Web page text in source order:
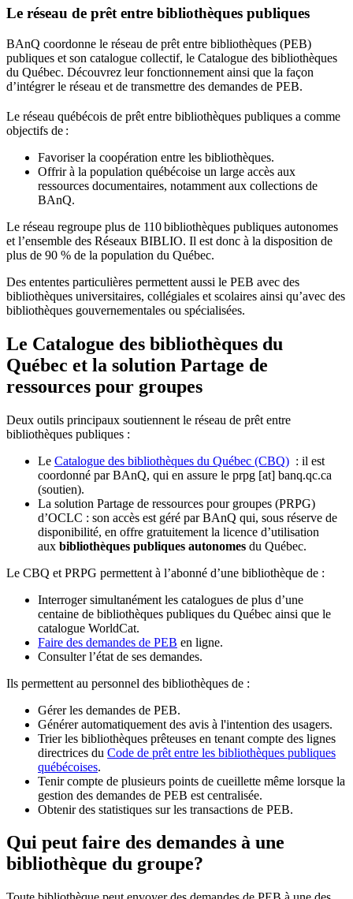
Le réseau de prêt entre bibliothèques publiques
BAnQ coordonne le réseau de prêt entre bibliothèques (PEB)
publiques et son catalogue collectif, le Catalogue des bibliothèques
du Québec. Découvrez leur fonctionnement ainsi que la façon
d’intégrer le réseau et de transmettre des demandes de PEB.
Le réseau québécois de prêt entre bibliothèques publiques a comme
objectifs de :
Favoriser la coopération entre les bibliothèques.
Offrir à la population québécoise un large accès aux
ressources documentaires, notamment aux collections de
BAnQ.
Le réseau regroupe plus de 110bibliothèques publiques autonomes
et l’ensemble des Réseaux BIBLIO. Il est donc à la disposition de
plus de 90 % de la population du Québec.
Des ententes particulières permettent aussi le PEB avec des
bibliothèques universitaires, collégiales et scolaires ainsi qu’avec des
bibliothèques gouvernementales ou spécialisées.
Le Catalogue des bibliothèques du
Québec et la solution Partage de
ressources pour groupes
Deux outils principaux soutiennent le réseau de prêt entre
bibliothèques publiques :
Le Catalogue des bibliothèques du Québec (CBQ) : il est
coordonné par BAnQ, qui en assure le prpg [at] banq.qc.ca
(soutien).
La solution Partage de ressources pour groupes (PRPG)
d’OCLC : son accès est géré par BAnQ qui, sous réserve de
disponibilité, en offre gratuitement la licence d’utilisation
aux bibliothèques publiques autonomes du Québec.
Le CBQ et PRPG permettent à l’abonné d’une bibliothèque de :
Interroger simultanément les catalogues de plus d’une
centaine de bibliothèques publiques du Québec ainsi que le
catalogue WorldCat.
Faire des demandes de PEB en ligne.
Consulter l’état de ses demandes.
Ils permettent au personnel des bibliothèques de :
Gérer les demandes de PEB.
Générer automatiquement des avis à l'intention des usagers.
Trier les bibliothèques prêteuses en tenant compte des lignes
directrices du Code de prêt entre les bibliothèques publiques
québécoises.
Tenir compte de plusieurs points de cueillette même lorsque la
gestion des demandes de PEB est centralisée.
Obtenir des statistiques sur les transactions de PEB.
Qui peut faire des demandes à une
bibliothèque du groupe?